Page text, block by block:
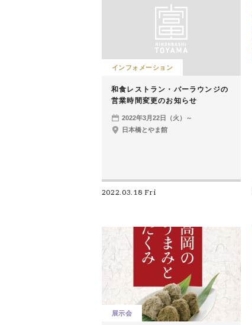
インフォメーション
和食レストラン・バーラウンジの
営業時間変更のお知らせ
2022年3月22日（火）～
日本橋とやま館
2022.03.18 Fri
展示会